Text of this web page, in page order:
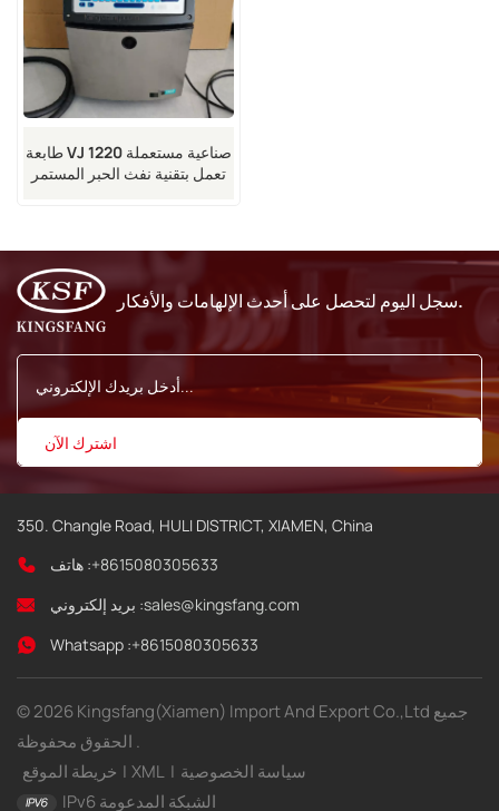
طابعة VJ 1220 صناعية مستعملة
تعمل بتقنية نفث الحبر المستمر
سجل اليوم لتحصل على أحدث الإلهامات والأفكار.
350. Changle Road, HULI DISTRICT, XIAMEN, China
هاتف :+8615080305633
بريد إلكتروني :sales@kingsfang.com
Whatsapp :+8615080305633
© 2026 Kingsfang(Xiamen) Import And Export Co.,Ltd جميع
الحقوق محفوظة .
خريطة الموقع | XML | سياسة الخصوصية
IPv6 الشبكة المدعومة